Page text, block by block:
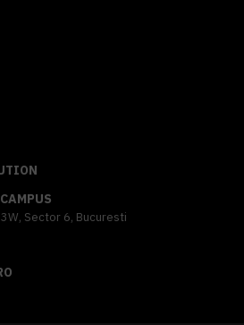
Sector 6, Bucuresti